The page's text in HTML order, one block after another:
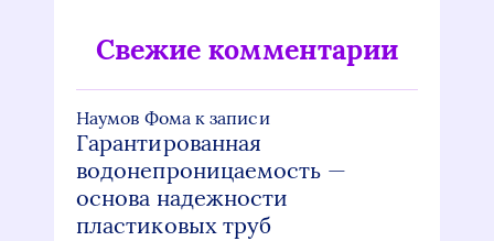
Свежие комментарии
Наумов Фомак записи
Гарантированная
водонепроницаемость —
основа надежности
пластиковых труб